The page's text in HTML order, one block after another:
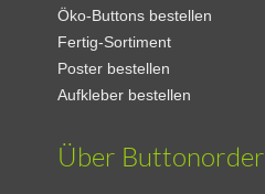
Öko-Buttons bestellen
Fertig-Sortiment
Poster bestellen
Aufkleber bestellen
Über Buttonorder